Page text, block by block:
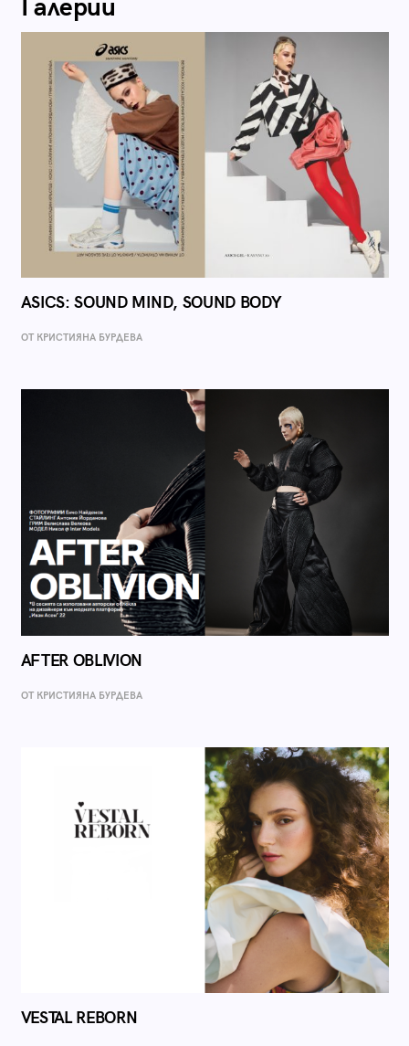
Галерии
ASICS: SOUND MIND, SOUND BODY
ОТ КРИСТИЯНА БУРДЕВА
AFTER OBLIVION
ОТ КРИСТИЯНА БУРДЕВА
VESTAL REBORN